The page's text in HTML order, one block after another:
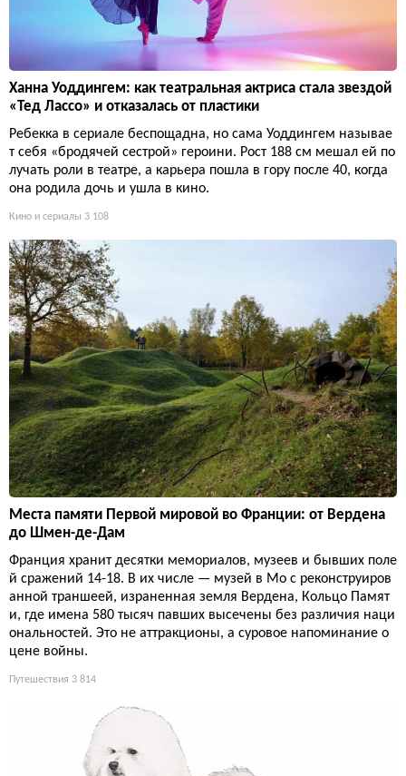
Ханна Уоддингем: как театральная актриса стала звездой
«Тед Лассо» и отказалась от пластики
Ребекка в сериале беспощадна, но сама Уоддингем называе
т себя «бродячей сестрой» героини. Рост 188 см мешал ей по
лучать роли в театре, а карьера пошла в гору после 40, когда
она родила дочь и ушла в кино.
Кино и сериалы 3 108
Места памяти Первой мировой во Франции: от Вердена
до Шмен-де-Дам
Франция хранит десятки мемориалов, музеев и бывших поле
й сражений 14-18. В их числе — музей в Мо с реконструиров
анной траншеей, израненная земля Вердена, Кольцо Памят
и, где имена 580 тысяч павших высечены без различия наци
ональностей. Это не аттракционы, а суровое напоминание о
цене войны.
Путешествия 3 814